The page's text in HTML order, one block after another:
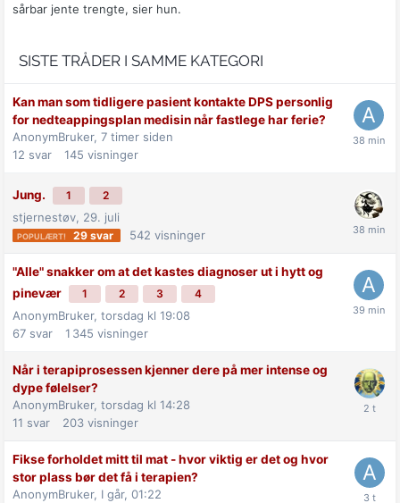
sårbar jente trengte, sier hun.
SISTE TRÅDER I SAMME KATEGORI
Kan man som tidligere pasient kontakte DPS personlig
for nedteappingsplan medisin når fastlege har ferie?
AnonymBruker, 7 timer siden
12 svar 145 visninger
Jung. 1 2
stjernestøv, 29. juli
29 svar 542 visninger
"Alle" snakker om at det kastes diagnoser ut i hytt og
pinevær
1 2 3 4
AnonymBruker, torsdag kl 19:08
67 svar 1 345 visninger
Når i terapiprosessen kjenner dere på mer intense og
dype følelser?
AnonymBruker, torsdag kl 14:28
11 svar 203 visninger
Fikse forholdet mitt til mat - hvor viktig er det og hvor
stor plass bør det få i terapien?
AnonymBruker, I går, 01:22